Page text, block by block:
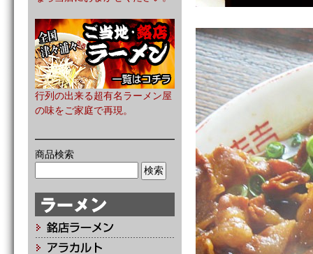
行列の出来る超有名ラーメン屋
の味をご家庭で再現。
商品検索